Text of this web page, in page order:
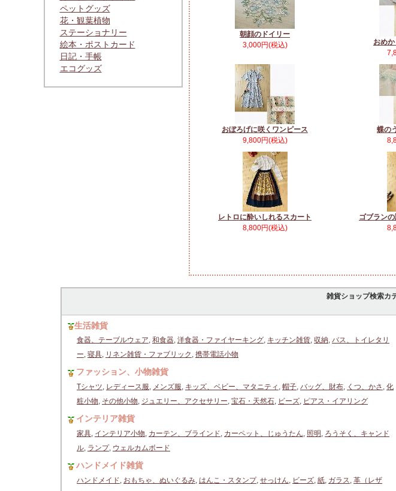
ペットグッズ
花・観葉植物
ステーショナリー
絵本・ポストカード
日記・手帳
エコグッズ
朝顔のドイリー
3,000円(税込)
おめ
おぼろげに咲くワンピース
9,800円(税込)
蝶の
レトロに酔いしれるスカート
8,800円(税込)
ゴブラン
雑貨ショップ検索カ
生活雑貨
食器、テーブルウェア, 和食器, 洋食器・ファイヤーキング, キッチン雑貨, 収納, バス、トイレタリ
ー, 寝具, リネン雑貨・ファブリック , 携帯電話小物
ファッション、小物雑貨
Tシャツ, レディース服, メンズ服, キッズ、ベビー、マタニティ , 帽子, バッグ、財布, くつ、かさ , 化
粧小物, その他小物, ジュエリー、アクセサリー, 宝石・天然石, ビーズ, ピアス・イアリング
インテリア雑貨
家具, インテリア小物, カーテン、ブラインド, カーペット、じゅうたん, 照明 , ろうそく、キャンド
ル, ランプ, ウェルカムボード
ハンドメイド雑貨
ハンドメイド, おもちゃ、ぬいぐるみ, はんこ・スタンプ, せっけん, ビーズ, 紙, ガラス, 革（レザ